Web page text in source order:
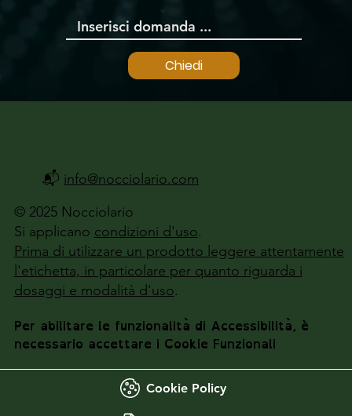
Chiedi
© 2025 Nocciolario
Si applicano condizioni d'uso.
Prima di utilizzare un prodotto leggere attentamente
l'etichetta, in particolare per quanto riguarda i
dosaggi e modalità d'uso.
Per abilitare le funzionalità di Accessibilità, è
necessario accettare i Cookie Funzionali
Cookie Policy
📬 info@nocciolario.com